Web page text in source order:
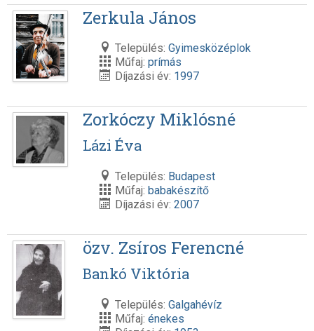
Zerkula János
Település: Gyimesközéplok
Műfaj: prímás
Díjazási év: 1997
Zorkóczy Miklósné
Lázi Éva
Település: Budapest
Műfaj: babakészítő
Díjazási év: 2007
özv. Zsíros Ferencné
Bankó Viktória
Település: Galgahévíz
Műfaj: énekes